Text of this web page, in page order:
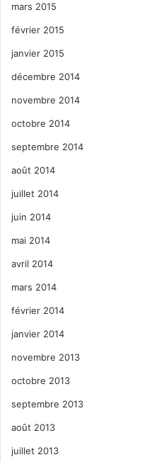
mars 2015
février 2015
janvier 2015
décembre 2014
novembre 2014
octobre 2014
septembre 2014
août 2014
juillet 2014
juin 2014
mai 2014
avril 2014
mars 2014
février 2014
janvier 2014
novembre 2013
octobre 2013
septembre 2013
août 2013
juillet 2013